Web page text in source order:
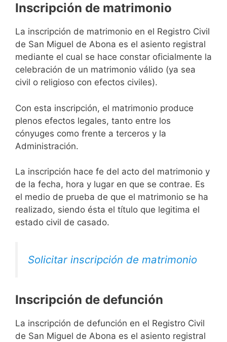
Inscripción de matrimonio
La inscripción de matrimonio en el Registro Civil
de San Miguel de Abona es el asiento registral
mediante el cual se hace constar oficialmente la
celebración de un matrimonio válido (ya sea
civil o religioso con efectos civiles).
Con esta inscripción, el matrimonio produce
plenos efectos legales, tanto entre los
cónyuges como frente a terceros y la
Administración.
La inscripción hace fe del acto del matrimonio y
de la fecha, hora y lugar en que se contrae. Es
el medio de prueba de que el matrimonio se ha
realizado, siendo ésta el título que legitima el
estado civil de casado.
Solicitar inscripción de matrimonio
Inscripción de defunción
La inscripción de defunción en el Registro Civil
de San Miguel de Abona es el asiento registral